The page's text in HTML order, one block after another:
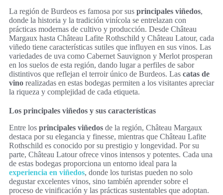
La región de Burdeos es famosa por sus principales viñedos,
donde la historia y la tradición vinícola se entrelazan con
prácticas modernas de cultivo y producción. Desde Château
Margaux hasta Château Lafite Rothschild y Château Latour, cada
viñedo tiene características sutiles que influyen en sus vinos. Las
variedades de uva como Cabernet Sauvignon y Merlot prosperan
en los suelos de esta región, dando lugar a perfiles de sabor
distintivos que reflejan el terroir único de Burdeos. Las catas de
vino realizadas en estas bodegas permiten a los visitantes apreciar
la riqueza y complejidad de cada etiqueta.
Los principales viñedos y sus características
Entre los principales viñedos de la región, Château Margaux
destaca por su elegancia y finesse, mientras que Château Lafite
Rothschild es conocido por su prestigio y longevidad. Por su
parte, Château Latour ofrece vinos intensos y potentes. Cada una
de estas bodegas proporciona un entorno ideal para la
experiencia en viñedos, donde los turistas pueden no solo
degustar excelentes vinos, sino también aprender sobre el
proceso de vinificación y las prácticas sustentables que adoptan.